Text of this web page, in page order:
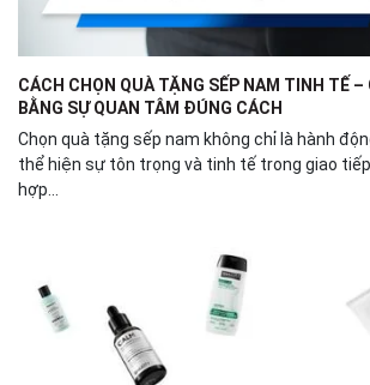
CÁCH CHỌN QUÀ TẶNG SẾP NAM TINH TẾ –
BẰNG SỰ QUAN TÂM ĐÚNG CÁCH
Chọn quà tặng sếp nam không chỉ là hành
thể hiện sự tôn trọng và tinh tế trong giao
hợp...